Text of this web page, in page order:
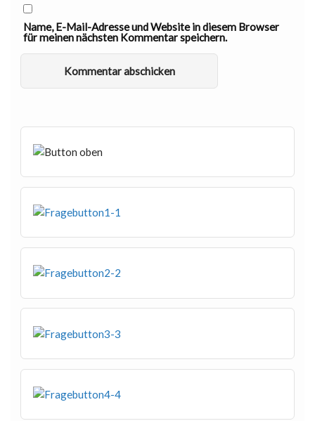
Name, E-Mail-Adresse und Website in diesem Browser
für meinen nächsten Kommentar speichern.